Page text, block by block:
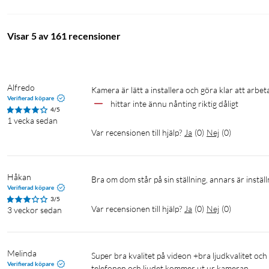
eller surfplatta. Här kan du även manuellt spara bilder och
molntjänst (extra kostnad tillkommer). I appen hanteras även
Appen kan hantera upp till 32 kameror per konto, som kan
Montering
Kameran kan monteras i taket med det medföljande takfästet,
är placerad, för att bilden ska anpassa sig till rätt läge. Den
Visar 5 av 161 recensioner
Alfredo
Verifierad köpare
4/5
1 vecka sedan
Kamera är lätt a installera och göra klar att
hittar inte ännu nånting riktig dåligt
Var recensionen till hjälp? Ja (0) Nej (0)
Håkan
Verifierad köpare
3/5
3 veckor sedan
Bra om dom står på sin ställning, annars är
Var recensionen till hjälp? Ja (0) Nej (0)
Melinda
Verifierad köpare
Super bra kvalitet på videon +bra ljudkvalitet och appens funktioner var också bra! Jag gillar även att man kan prata via